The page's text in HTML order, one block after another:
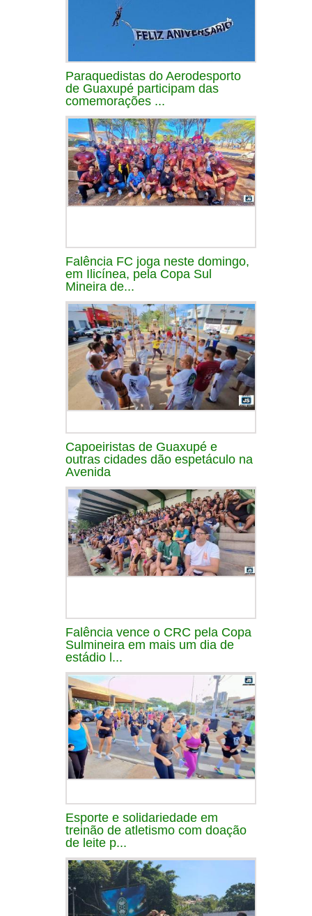
Paraquedistas do Aerodesporto
de Guaxupé participam das
comemorações ...
Falência FC joga neste domingo,
em Ilicínea, pela Copa Sul
Mineira de...
Capoeiristas de Guaxupé e
outras cidades dão espetáculo na
Avenida
Falência vence o CRC pela Copa
Sulmineira em mais um dia de
estádio l...
Esporte e solidariedade em
treinão de atletismo com doação
de leite p...